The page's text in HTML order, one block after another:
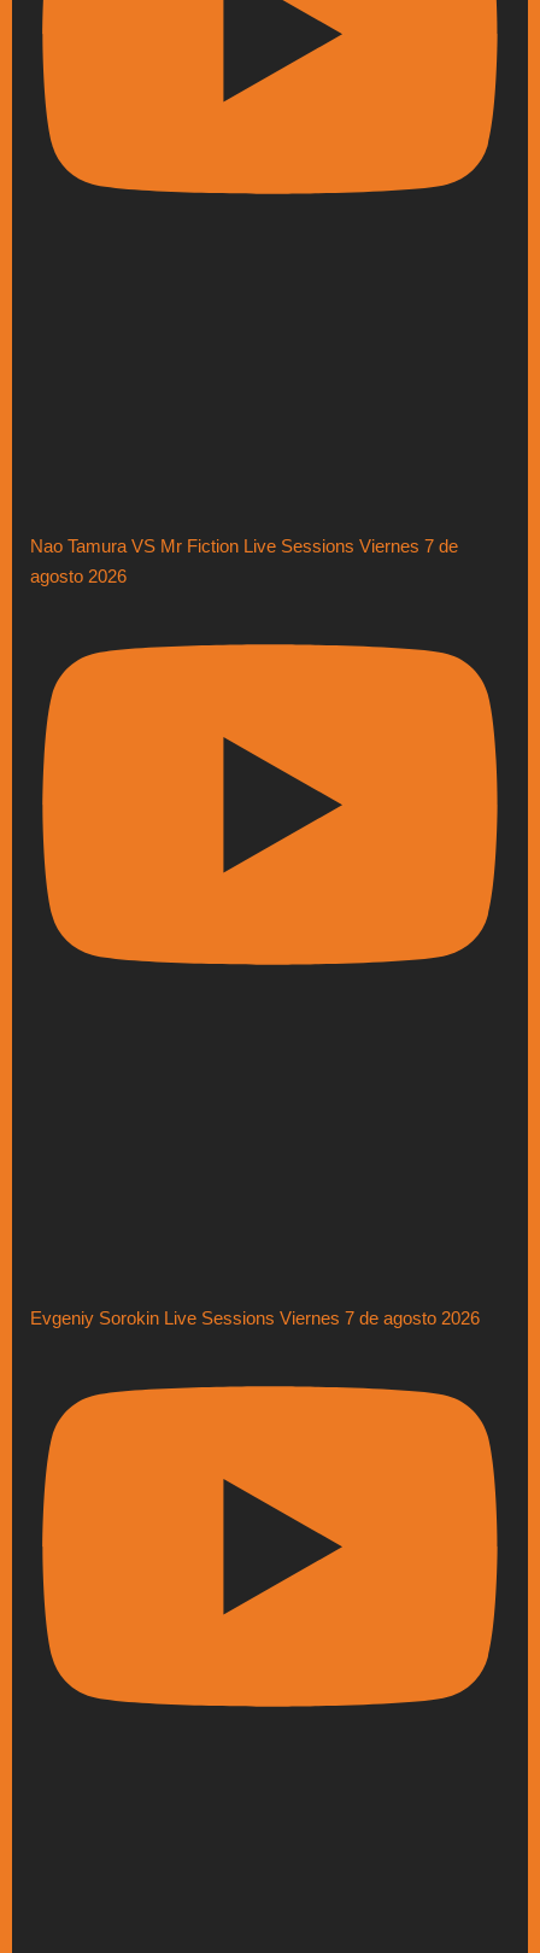
Nao Tamura VS Mr Fiction Live Sessions Viernes 7 de
agosto 2026
Evgeniy Sorokin Live Sessions Viernes 7 de agosto 2026